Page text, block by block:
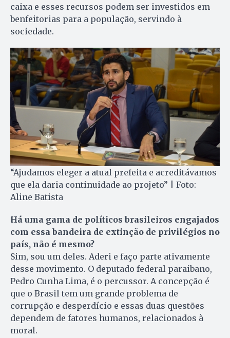
caixa e esses recursos podem ser investidos em
benfeitorias para a população, servindo à
sociedade.
“Ajudamos eleger a atual prefeita e acreditávamos
que ela daria continuidade ao projeto” | Foto:
Aline Batista
Há uma gama de políticos brasileiros engajados
com essa bandeira de extinção de privilégios no
país, não é mesmo?
Sim, sou um deles. Aderi e faço parte ativamente
desse movimento. O deputado federal paraibano,
Pedro Cunha Lima, é o percussor. A concepção é
que o Brasil tem um grande problema de
corrupção e desperdício e essas duas questões
dependem de fatores humanos, relacionados à
moral.